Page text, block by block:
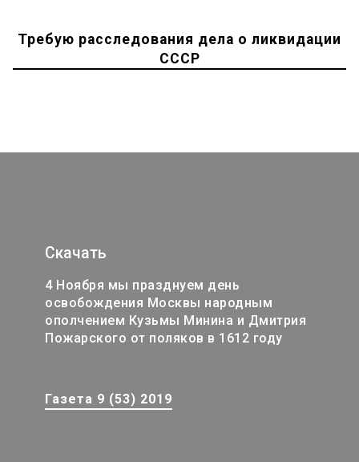
Требую расследования дела о ликвидации
СССР
Скачать
4 Ноября мы празднуем день
освобождения Москвы народным
ополчением Кузьмы Минина и Дмитрия
Пожарского от поляков в 1612 году
Газета 9 (53) 2019